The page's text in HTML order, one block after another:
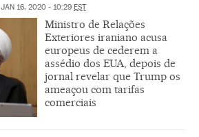
JAN 16, 2020 - 10:29 EST
Ministro de Relações
Exteriores iraniano acusa
europeus de cederem a
assédio dos EUA, depois de
jornal revelar que Trump os
ameaçou com tarifas
comerciais